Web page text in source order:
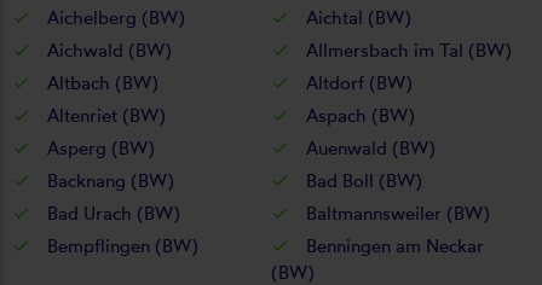
Aichelberg (BW)
Aichtal (BW)
Aichwald (BW)
Allmersbach im Tal (BW)
Altbach (BW)
Altdorf (BW)
Altenriet (BW)
Aspach (BW)
Asperg (BW)
Auenwald (BW)
Backnang (BW)
Bad Boll (BW)
Bad Urach (BW)
Baltmannsweiler (BW)
Bempflingen (BW)
Benningen am Neckar
(BW)